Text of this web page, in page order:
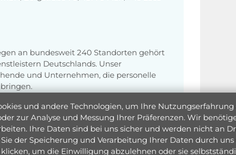
an bundesweit 240 Standorten gehört
Deutschlands. Unser
und Unternehmen, die personelle
und andere Technologien, um Ihre Nutzungserfahrung
zur Analyse und Messung Ihrer Präferenzen. Wir
Ihre Daten sind bei uns sicher und werden nicht an
der Speicherung und Verarbeitung Ihrer Daten durch
um die Einwilligung abzulehnen oder sie